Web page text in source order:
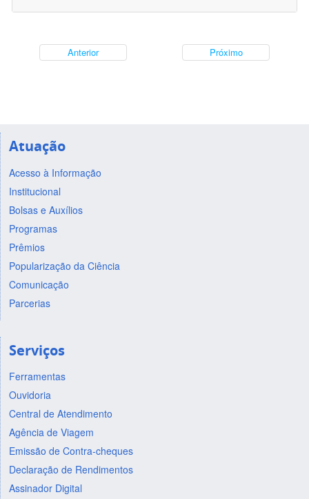
Anterior Próximo
Atuação
Acesso à Informação
Institucional
Bolsas e Auxílios
Programas
Prêmios
Popularização da Ciência
Comunicação
Parcerias
Serviços
Ferramentas
Ouvidoria
Central de Atendimento
Agência de Viagem
Emissão de Contra-cheques
Declaração de Rendimentos
Assinador Digital